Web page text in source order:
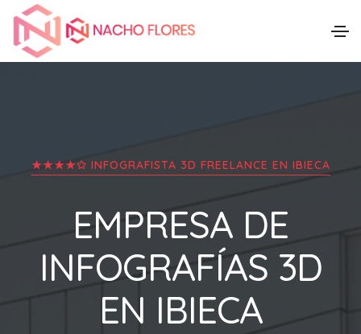
★★★★✩ INFOGRAFISTA 3D FREELANCE EN IBIECA
EMPRESA DE
INFOGRAFÍAS 3D
EN IBIECA